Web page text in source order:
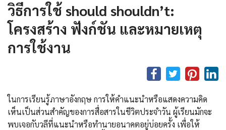
วิธีการใช้ should shouldn’t:
โครงสร้าง ฟังก์ชัน และหมายเหตุ
การใช้งาน
ในการเรียนรู้ภาษาอังกฤษ การให้คำแนะนำหรือแสดงความคิด
เห็นเป็นส่วนสำคัญของการสื่อสารในชีวิตประจำวัน ผู้เรียนมักจะ
พบเจอกับวลีที่แนะนำหรือทำนายอนาคตอยู่บ่อยครั้ง เพื่อให้